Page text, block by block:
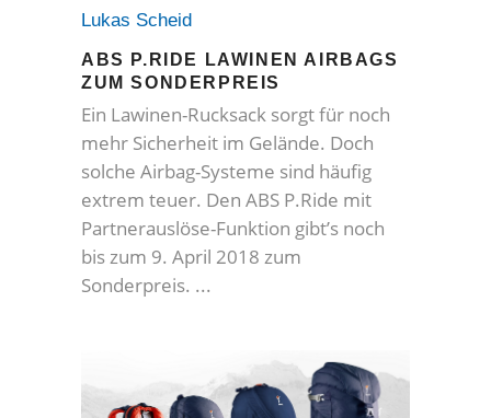
Lukas Scheid
ABS P.RIDE LAWINEN AIRBAGS
ZUM SONDERPREIS
Ein Lawinen-Rucksack sorgt für noch
mehr Sicherheit im Gelände. Doch
solche Airbag-Systeme sind häufig
extrem teuer. Den ABS P.Ride mit
Partnerauslöse-Funktion gibt’s noch
bis zum 9. April 2018 zum
Sonderpreis.